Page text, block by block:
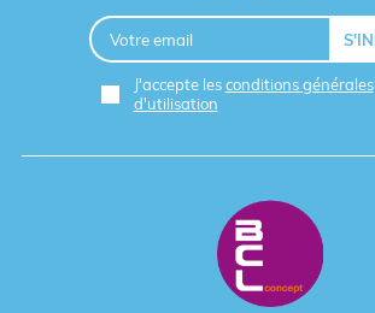
J'accepte lesconditions générales
d'utilisation